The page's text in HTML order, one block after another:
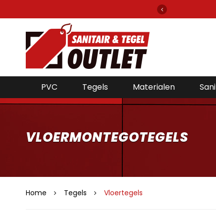
PVC Tegels Materialen
VLOERMONTEGOTEGELS
Home Tegels Vloertegels